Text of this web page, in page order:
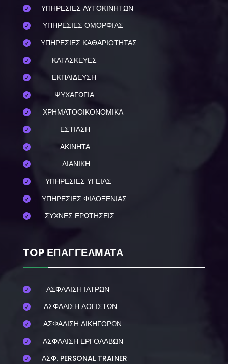
 ΥΠΗΡΕΣΙΕΣ ΑΥΤΟΚΙΝΗΤΩΝ
 ΥΠΗΡΕΣΙΕΣ ΟΜΟΡΦΙΑΣ
 ΥΠΗΡΕΣΙΕΣ ΚΑΘΑΡΙΟΤΗΤΑΣ
 ΚΑΤΑΣΚΕΥΕΣ
 ΕΚΠΑΙΔΕΥΣΗ
 ΨΥΧΑΓΩΓΙΑ
 ΧΡΗΜΑΤΟΟΙΚΟΝΟΜΙΚΑ
 ΕΣΤΙΑΣΗ
 ΑΚΙΝΗΤΑ
 ΛΙΑΝΙΚΗ
 ΥΠΗΡΕΣΙΕΣ ΥΓΕΙΑΣ
 ΥΠΗΡΕΣΙΕΣ ΦΙΛΟΞΕΝΙΑΣ
 ΣΥΧΝΕΣ ΕΡΩΤΗΣΕΙΣ
TOP ΕΠΑΓΓΕΛΜΑΤΑ
 ΑΣΦΑΛΙΣΗ ΙΑΤΡΩΝ
 ΑΣΦΑΛΙΣΗ ΛΟΓΙΣΤΩΝ
 ΑΣΦΑΛΙΣΗ ΔΙΚΗΓΟΡΩΝ
 ΑΣΦΑΛΙΣΗ ΕΡΓΟΛΑΒΩΝ
 ΑΣΦ. PERSONAL TRAINER